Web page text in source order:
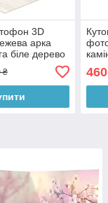
3D
арка
біле дерево
50×50 см,
₴ 460